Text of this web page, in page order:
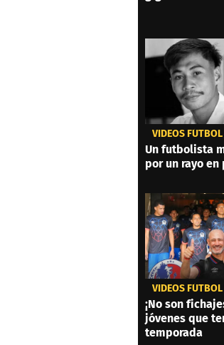
VIDEOS
Un futbolista
por un rayo
VIDEOS
¡No son
jóvenes que
temporada